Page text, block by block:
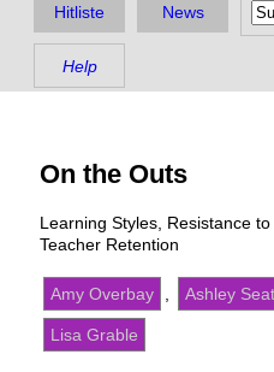
Hitliste News
Help
On the Outs
Learning Styles, Resistance
Teacher Retention
Amy Overbay Ashley
Lisa Grable